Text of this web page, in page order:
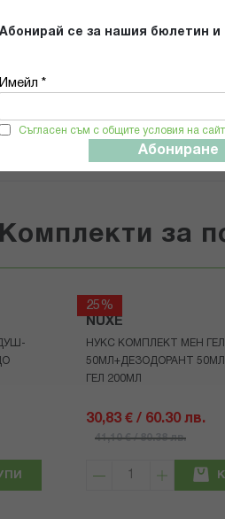
Абонирай се за нашия бюлетин и
Имейл *
Съгласен съм с общите условия на
Абониране
се съгласявам с
*
Комплекти за
25%
NUXE
НУКС КОМПЛЕКТ МЕН ГЕЛ
50МЛ+ДЕЗОДОРАНТ
ГЕЛ 200МЛ
30,83 € / 60.30 лв.
41,10 € / 80.38 лв.